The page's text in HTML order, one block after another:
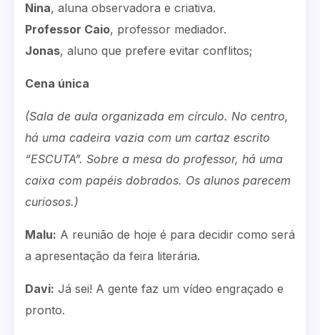
Nina, aluna observadora e criativa.
Professor Caio, professor mediador.
Jonas, aluno que prefere evitar conflitos;
Cena única
(Sala de aula organizada em círculo. No centro,
há uma cadeira vazia com um cartaz escrito
“ESCUTA”. Sobre a mesa do professor, há uma
caixa com papéis dobrados. Os alunos parecem
curiosos.)
Malu: A reunião de hoje é para decidir como será
a apresentação da feira literária.
Davi: Já sei! A gente faz um vídeo engraçado e
pronto.